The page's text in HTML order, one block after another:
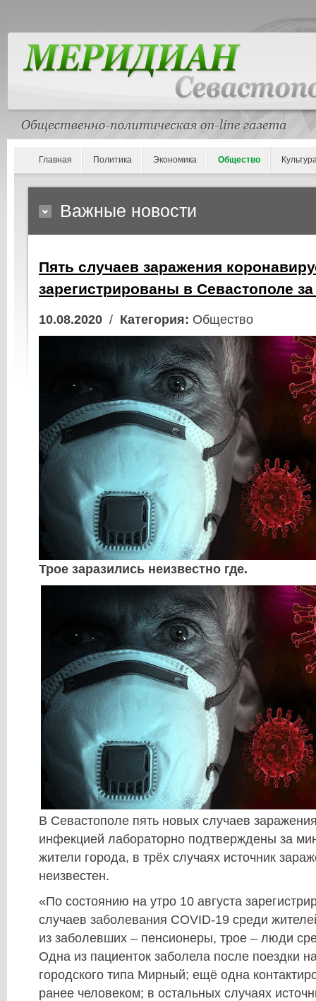
Главная Политика Экономика Общество
Важные новости
Пять случаев заражения
зарегистрированы в Севастополе за
10.08.2020 / Категория: Общество
Трое заразились неизвестно где.
В Севастополе пять новых случаев
инфекцией лабораторно подтверждены за
жители города, в трёх случаях источник
неизвестен.
«По состоянию на утро 10 августа
случаев заболевания COVID-19 среди
из заболевших – пенсионеры, трое – люди
Одна из пациенток заболела после поездки
городского типа Мирный; ещё одна
ранее человеком; в остальных случаях